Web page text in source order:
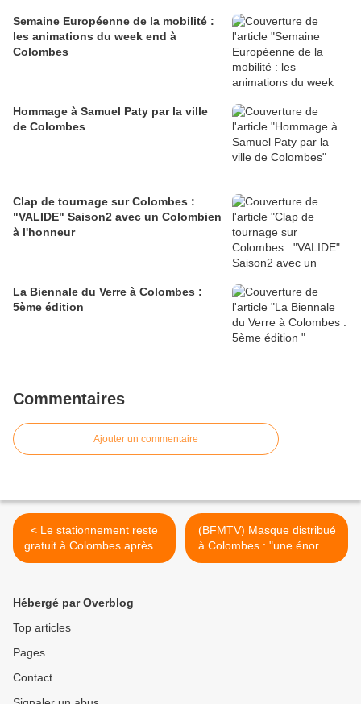
Semaine Européenne de la mobilité :
les animations du week end à
Colombes
Hommage à Samuel Paty par la ville
de Colombes
Clap de tournage sur Colombes :
"VALIDE" Saison2 avec un Colombien
à l'honneur
La Biennale du Verre à Colombes :
5ème édition
Commentaires
Ajouter un commentaire
< Le stationnement reste
gratuit à Colombes après le
11 mai.
(BFMTV) Masque distribué
à Colombes : "une énorme
perte de filtration c'est un
Hébergé par Overblog
Top articles
Pages
Contact